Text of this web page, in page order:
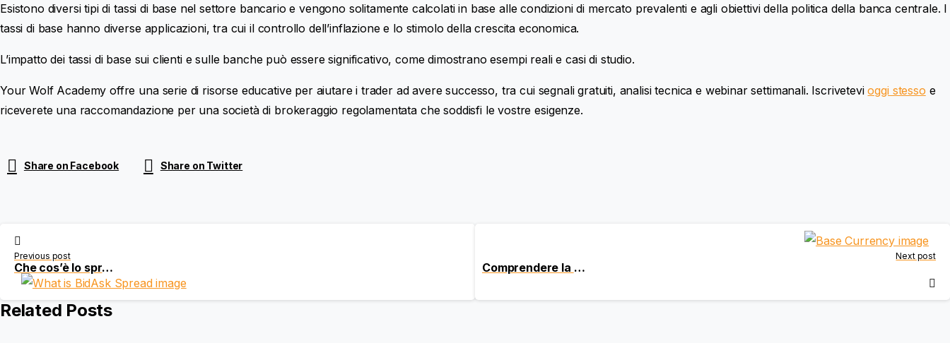
Esistono diversi tipi di tassi di base nel settore bancario e vengono solitamente calcolati in base alle condizioni di mercato prevalenti e agli obiettivi della politica della banca centrale. I
tassi di base hanno diverse applicazioni, tra cui il controllo dell’inflazione e lo stimolo della crescita economica.
L’impatto dei tassi di base sui clienti e sulle banche può essere significativo, come dimostrano esempi reali e casi di studio.
Your Wolf Academy offre una serie di risorse educative per aiutare i trader ad avere successo, tra cui segnali gratuiti, analisi tecnica e webinar settimanali. Iscrivetevioggi stesso e
riceverete una raccomandazione per una società di brokeraggio regolamentata che soddisfi le vostre esigenze.
Share on Facebook Share on Twitter
Continue
Reading
Previous post
Che cos’è lo spread Bid/Ask?
Next post
Comprendere la valuta base e la controvaluta
Related Posts